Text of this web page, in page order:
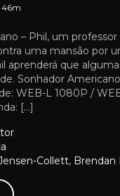
46m
– Phil, um
uma mansão por
aprenderá que
Sonhador
WEB-L 1080P /
[…]
Collett, Brendan